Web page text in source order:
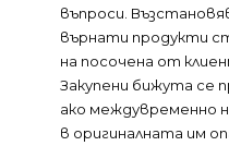
въпроси.
върнати продукти
на посочена от
Закупени бижута се
ако междувременно
в оригиналната им